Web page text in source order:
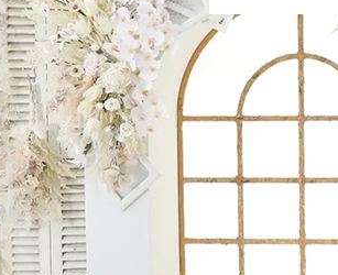
オです
天井も3メートルの高さで写真に広さを感
じさせます
全体の雰囲気
スタジオ全体は
シンプルで清潔感のある空
間を基調とし、被写体が最も美しく引き立